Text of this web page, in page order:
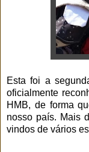
Esta foi a
oficialmente
HMB, de forma
nosso país. Mais
vindos de vários